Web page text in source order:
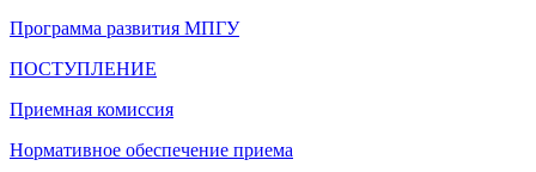
Программа развития МПГУ
ПОСТУПЛЕНИЕ
Приемная комиссия
Нормативное обеспечение приема